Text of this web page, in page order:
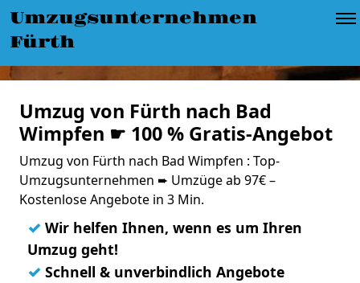
Umzugsunternehmen
Fürth
Umzug von Fürth nach Bad
Wimpfen ☛ 100 % Gratis-Angebot
Umzug von Fürth nach Bad Wimpfen : Top-
Umzugsunternehmen ➨ Umzüge ab 97€ –
Kostenlose Angebote in 3 Min.
✓ Wir helfen Ihnen, wenn es um Ihren
Umzug geht!
✓ Schnell & unverbindlich Angebote